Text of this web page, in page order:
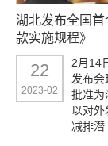
湖北发布全国
款实施规程》
22
2023-02
2月14
发布
批准为
以对
减排